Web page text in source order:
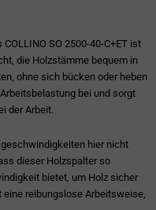
SO 2500-40-C+ET ist
die Holzstämme bequem in
ohne sich bücken oder heben
bei und sorgt
der Arbeit.
hier nicht
dieser Holzspalter so
bietet, um Holz sicher
reibungslose Arbeitsweise,